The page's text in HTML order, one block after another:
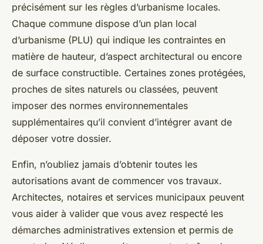
précisément sur les règles d’urbanisme locales.
Chaque commune dispose d’un plan local
d’urbanisme (PLU) qui indique les contraintes en
matière de hauteur, d’aspect architectural ou encore
de surface constructible. Certaines zones protégées,
proches de sites naturels ou classées, peuvent
imposer des normes environnementales
supplémentaires qu’il convient d’intégrer avant de
déposer votre dossier.
Enfin, n’oubliez jamais d’obtenir toutes les
autorisations avant de commencer vos travaux.
Architectes, notaires et services municipaux peuvent
vous aider à valider que vous avez respecté les
démarches administratives extension et permis de